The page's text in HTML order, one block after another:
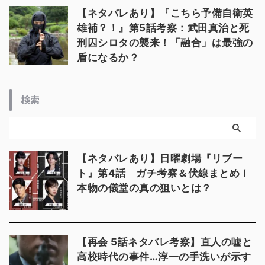
【ネタバレあり】『こちら予備自衛英
雄補？！』第5話考察：武田真治と死
刑囚シロタの襲来！「融合」は最強の
盾になるか？
検索
【ネタバレあり】日曜劇場『リブー
ト』第4話 ガチ考察＆伏線まとめ！
本物の儀堂の真の狙いとは？
【再会 5話ネタバレ考察】直人の嘘と
高校時代の事件…淳一の手洗いが示す